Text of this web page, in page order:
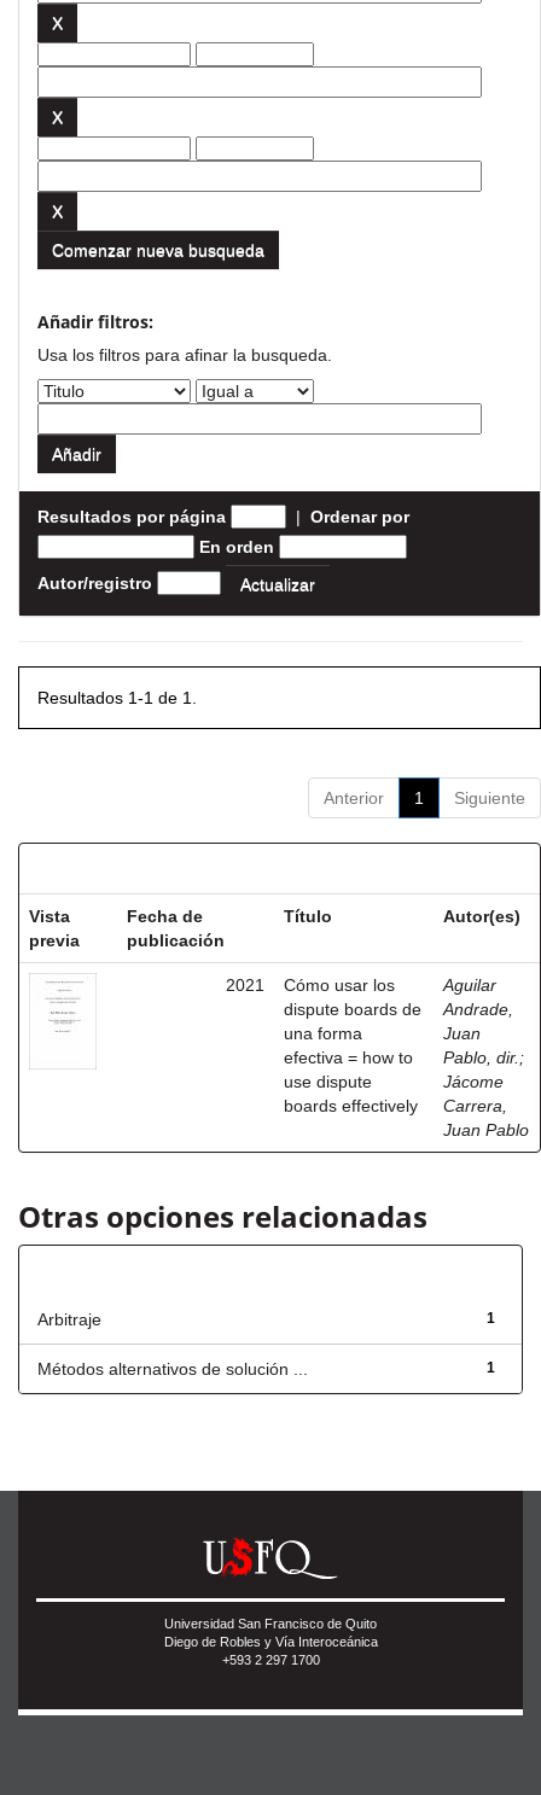
Comenzar nueva busqueda
Añadir filtros:
Usa los filtros para afinar la busqueda.
Resultados por página | Ordenar por
En orden
Autor/registro
Resultados 1-1 de 1.
Anterior 1 Siguiente
Vista
previa
Fecha de
publicación
Título Autor(es)
2021
Cómo usar los
dispute boards de
una forma
efectiva = how to
use dispute
boards effectively
Aguilar
Andrade,
Juan
Pablo, dir. ;
Jácome
Carrera,
Juan Pablo
Otras opciones relacionadas
1
Arbitraje
1
Métodos alternativos de solución ...
Universidad San Francisco de Quito
Diego de Robles y Vía Interoceánica
+593 2 297 1700